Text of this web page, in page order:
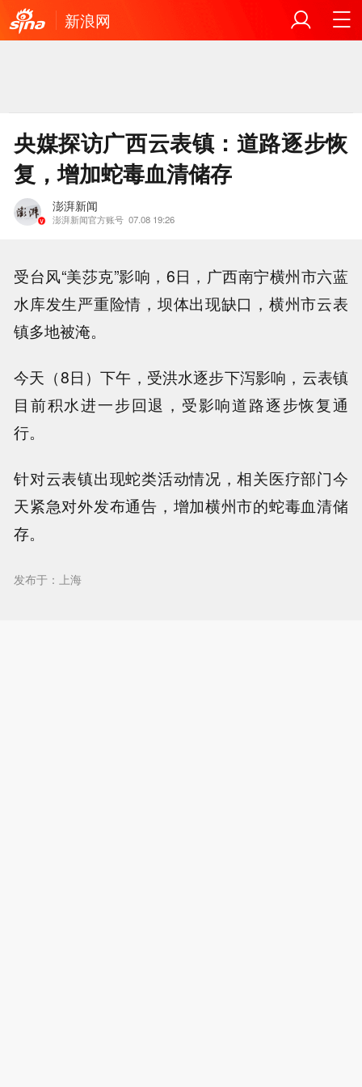
新浪网
央媒探访广西云表镇：道路逐步恢
复，增加蛇毒血清储存
澎湃新闻
澎湃新闻官方账号 07.08 19:26
受台风“美莎克”影响，6日，广西南宁横州市六蓝
水库发生严重险情，坝体出现缺口，横州市云表
镇多地被淹。
今天（8日）下午，受洪水逐步下泻影响，云表镇
目前积水进一步回退，受影响道路逐步恢复通
行。
针对云表镇出现蛇类活动情况，相关医疗部门今
天紧急对外发布通告，增加横州市的蛇毒血清储
存。
发布于：上海